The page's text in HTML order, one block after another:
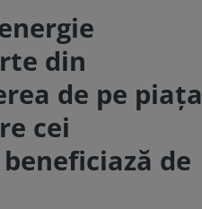
din
de pe piața
cei
de